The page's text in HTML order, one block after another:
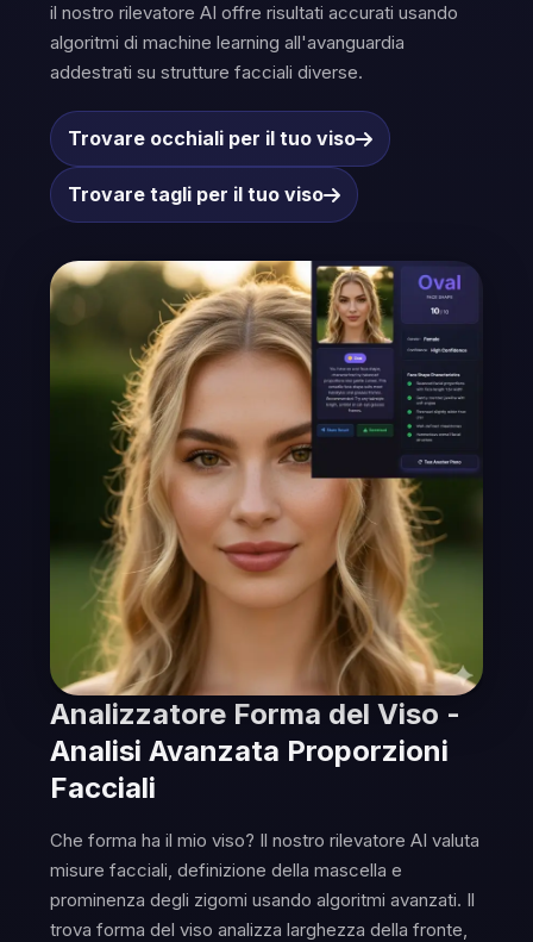
il nostro rilevatore AI offre risultati accurati usando
algoritmi di machine learning all'avanguardia
addestrati su strutture facciali diverse.
Trovare occhiali per il tuo viso
Trovare tagli per il tuo viso
Analizzatore Forma del Viso -
Analisi Avanzata Proporzioni
Facciali
Che forma ha il mio viso? Il nostro rilevatore AI valuta
misure facciali, definizione della mascella e
prominenza degli zigomi usando algoritmi avanzati. Il
trova forma del viso analizza larghezza della fronte,